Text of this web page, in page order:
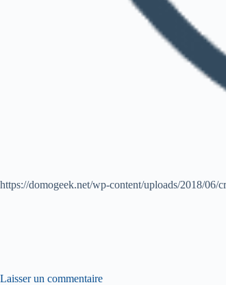
https://domogeek.net/wp-content/uploads/2018/06/
Laisser un commentaire